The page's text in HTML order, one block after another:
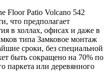
Floor Patio Volcano 542
что предполагает
в холлах, офисах и даже в
типа Замковое монтаж
сроки, без специальной
быть сокращено на 70% по
паркета или деревянного